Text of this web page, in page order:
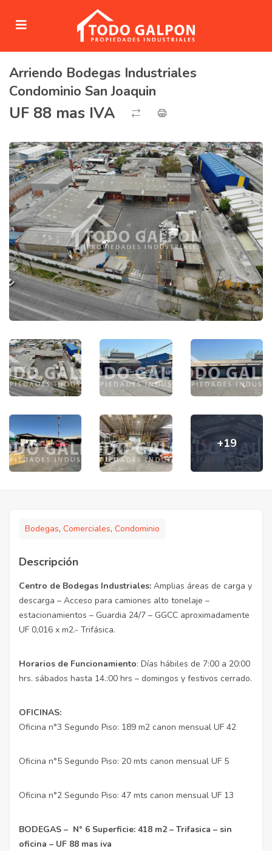
(Venta)
(Arriendo)
(Servicios)
Arriendo Bodegas Industriales
Condominio San Joaquin
UF 88 mas IVA
+19
Bodegas, Comerciales, Condominio
Descripción
Centro de Bodegas Industriales: Amplias áreas de carga y
descarga – Acceso para camiones alto tonelaje –
estacionamientos – Guardia 24/7 – GGCC aproximadamente
UF 0,016 x m2.- Trifásica.
Horarios de Funcionamiento: Días hábiles de 7:00 a 20:00
hrs. sábados hasta 14.:00 hrs – domingos y festivos cerrado.
OFICINAS:
Oficina n°3 Segundo Piso: 189 m2 canon mensual UF 42
Oficina n°5 Segundo Piso: 20 mts canon mensual UF 5
Oficina n°2 Segundo Piso: 47 mts canon mensual UF 13
BODEGAS – N° 6 Superficie: 418 m2 – Trifasica – sin
oficina – UF 88 mas iva